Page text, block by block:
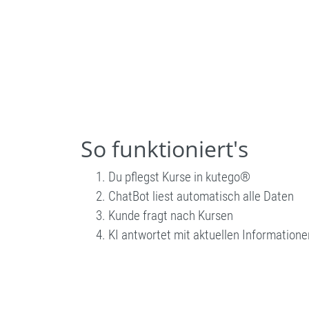
So funktioniert's
Du pflegst Kurse in kutego®
ChatBot liest automatisch alle Daten
Kunde fragt nach Kursen
KI antwortet mit aktuellen